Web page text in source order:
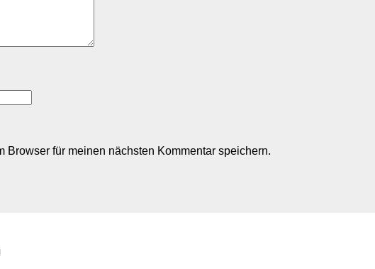
Browser für meinen nächsten Kommentar speichern.